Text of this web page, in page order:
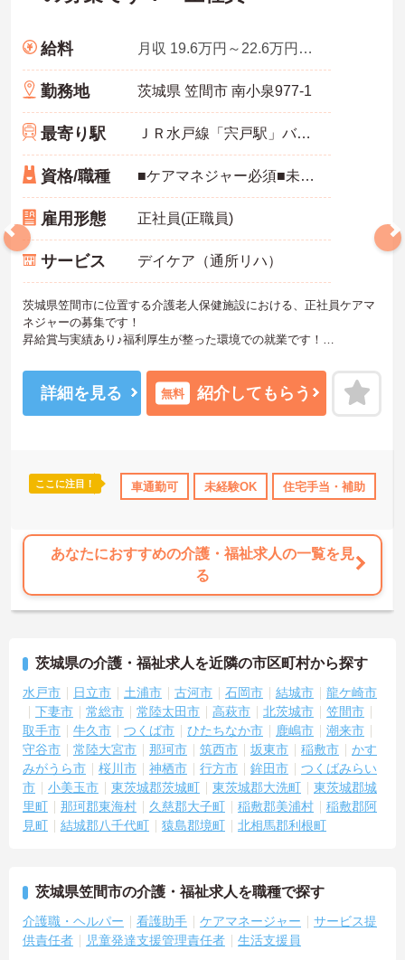
交通費支給
給料 月収 19.6万円～22.6万円程度
勤務地 茨城県 笠間市 南小泉977-1
最寄り駅 ＪＲ水戸線「宍戸駅」バス・車5分
資格/職種 ■ケアマネジャー必須■未経験可■普通自動車運転免許（AT限定可）
雇用形態 正社員(正職員)
サービス デイケア（通所リハ）
茨城県笠間市に位置する介護老人保健施設における、正社員ケアマ
ネジャーの募集です！
昇給賞与実績あり♪福利厚生が整った環境での就業です！
たしますのでお気軽にご相談ください。
詳細を見る 無料 紹介してもらう
ここに注目！ 車通勤可 未経験OK 住宅手当・補助
あなたにおすすめの介護・福祉求人の一覧を見
る
茨城県の介護・福祉求人を近隣の市区町村から探す
水戸市 日立市 土浦市 古河市 石岡市 結城市
龍ケ崎市
下妻市
常総市 常陸太田市 高萩市 北茨城市
笠間市
取手市
牛久市 つくば市 ひたちなか市 鹿嶋市
潮来市
守谷市
常陸大宮市 那珂市 筑西市 坂東市 稲敷市
かす
みがうら市
桜川市 神栖市 行方市 鉾田市
つくばみらい
市
小美玉市 東茨城郡茨城町 東茨城郡大洗町
東茨城郡城
里町
那珂郡東海村 久慈郡大子町 稲敷郡美浦村
稲敷郡阿
見町
結城郡八千代町 猿島郡境町 北相馬郡利根町
茨城県笠間市の介護・福祉求人を職種で探す
介護職・ヘルパー 看護助手 ケアマネージャー
サービス提
供責任者
児童発達支援管理責任者 生活支援員